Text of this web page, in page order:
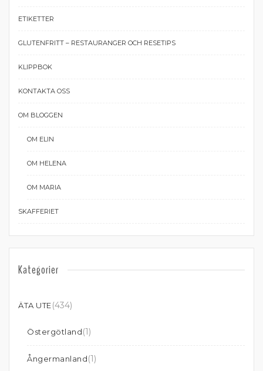
ETIKETTER
GLUTENFRITT – RESTAURANGER OCH RESETIPS
KLIPPBOK
KONTAKTA OSS
OM BLOGGEN
OM ELIN
OM HELENA
OM MARIA
SKAFFERIET
Kategorier
ÄTA UTE(434)
Östergötland(1)
Ångermanland(1)